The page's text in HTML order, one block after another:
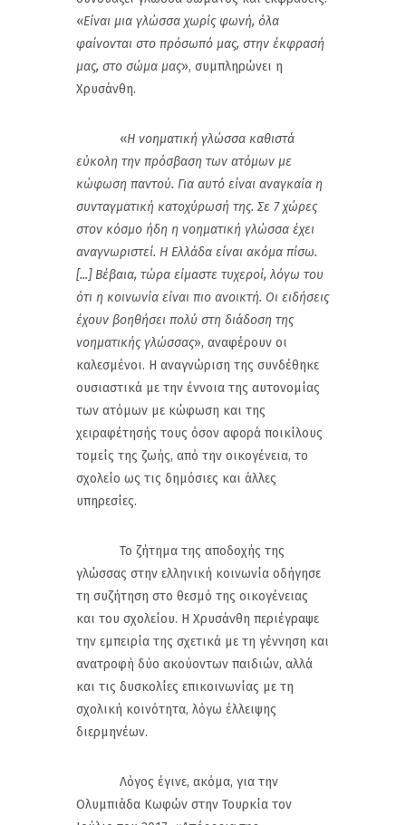
«Είναι μια γλώσσα χωρίς φωνή, όλα
φαίνονται στο πρόσωπό μας, στην έκφρασή
μας, στο σώμα μας», συμπληρώνει η
Χρυσάνθη.
«Η νοηματική γλώσσα καθιστά
εύκολη την πρόσβαση των ατόμων με
κώφωση παντού. Για αυτό είναι αναγκαία η
συνταγματική κατοχύρωσή της. Σε 7 χώρες
στον κόσμο ήδη η νοηματική γλώσσα έχει
αναγνωριστεί. Η Ελλάδα είναι ακόμα πίσω.
[...] Βέβαια, τώρα είμαστε τυχεροί, λόγω του
ότι η κοινωνία είναι πιο ανοικτή. Οι ειδήσεις
έχουν βοηθήσει πολύ στη διάδοση της
νοηματικής γλώσσας», αναφέρουν οι
καλεσμένοι. Η αναγνώριση της συνδέθηκε
ουσιαστικά με την έννοια της αυτονομίας
των ατόμων με κώφωση και της
χειραφέτησής τους όσον αφορά ποικίλους
τομείς της ζωής, από την οικογένεια, το
σχολείο ως τις δημόσιες και άλλες
υπηρεσίες.
Το ζήτημα της αποδοχής της
γλώσσας στην ελληνική κοινωνία οδήγησε
τη συζήτηση στο θεσμό της οικογένειας
και του σχολείου. Η Χρυσάνθη περιέγραψε
την εμπειρία της σχετικά με τη γέννηση και
ανατροφή δύο ακούοντων παιδιών, αλλά
και τις δυσκολίες επικοινωνίας με τη
σχολική κοινότητα, λόγω έλλειψης
διερμηνέων.
Λόγος έγινε, ακόμα, για την
Ολυμπιάδα Κωφών στην Τουρκία τον